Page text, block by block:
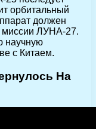
орбитальный
должен
миссии ЛУНА-27.
научную
с Китаем.
На